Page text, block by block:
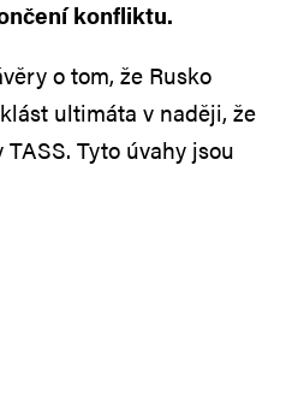
konfliktu.
o tom, že Rusko
ultimáta v naději, že
Tyto úvahy jsou